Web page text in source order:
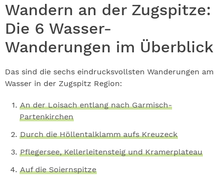
Wandern an der Zugspitze:
Die 6 Wasser-
Wanderungen im Überblick
Das sind die sechs eindrucksvollsten Wanderungen am
Wasser in der Zugspitz Region:
An der Loisach entlang nach Garmisch-
Partenkirchen
Durch die Höllentalklamm aufs Kreuzeck
Pflegersee, Kellerleitensteig und Kramerplateau
Auf die Soiernspitze